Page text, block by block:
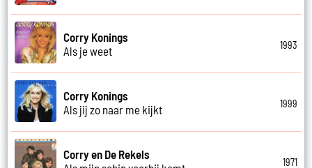
Corry Konings
Als je weet
1993
Corry Konings
Als jij zo naar me kijkt
1999
Corry en De Rekels
1971